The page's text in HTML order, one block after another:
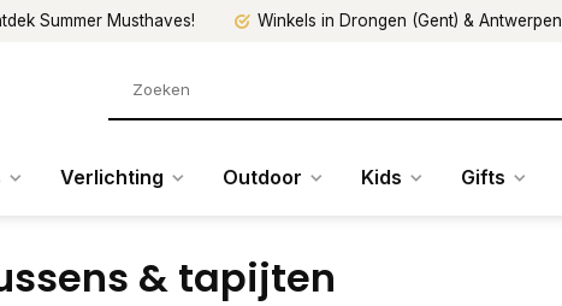
Summer Musthaves! Winkels in Drongen (Gent) & Antwerpen
Verlichting Outdoor Kids Gifts
& tapijten